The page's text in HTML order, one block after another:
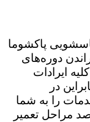
پاکشوما
دوره‌های
ایرادات
در
را به شما
مراحل تعمیر